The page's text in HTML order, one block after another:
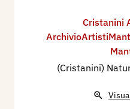
Cristanini
(Cristanini)